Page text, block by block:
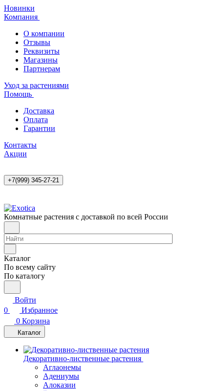
Новинки
Компания
О компании
Отзывы
Реквизиты
Магазины
Партнерам
Уход за растениями
Помощь
Доставка
Оплата
Гарантии
Контакты
Акции
+7(999) 345-27-21
Комнатные растения с доставкой по всей России
Каталог
По всему сайту
По каталогу
Войти
0
Избранное
0 Корзина
Каталог
Декоративно-лиственные растения
Аглаонемы
Адениумы
Алоказии